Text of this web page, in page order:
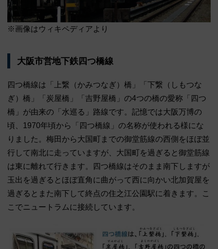
※画像はウィキペディアより
大阪市営地下鉄四つ橋線
四つ橋線は「上繋（かみつなぎ）橋」「下繋（しもつな
ぎ）橋」「炭屋橋」「吉野屋橋」の4つの橋の愛称「四つ
橋」が由来の「水巡る」路線です。記憶では大阪万博の
頃、1970年頃から「四つ橋線」の名称が使われる様にな
りました。梅田から大国町までの御堂筋線の西側をほぼ並
行して南北に走っていますが、大国町を過ぎると御堂筋線
は東に離れて行きます。四つ橋線はそのまま南下しますが
玉出を過ぎるとほぼ直角に曲がって西に向かい北加賀屋を
過ぎるとまた南下して終点の住之江公園駅に着きます。こ
こでニュートラムに接続しています。